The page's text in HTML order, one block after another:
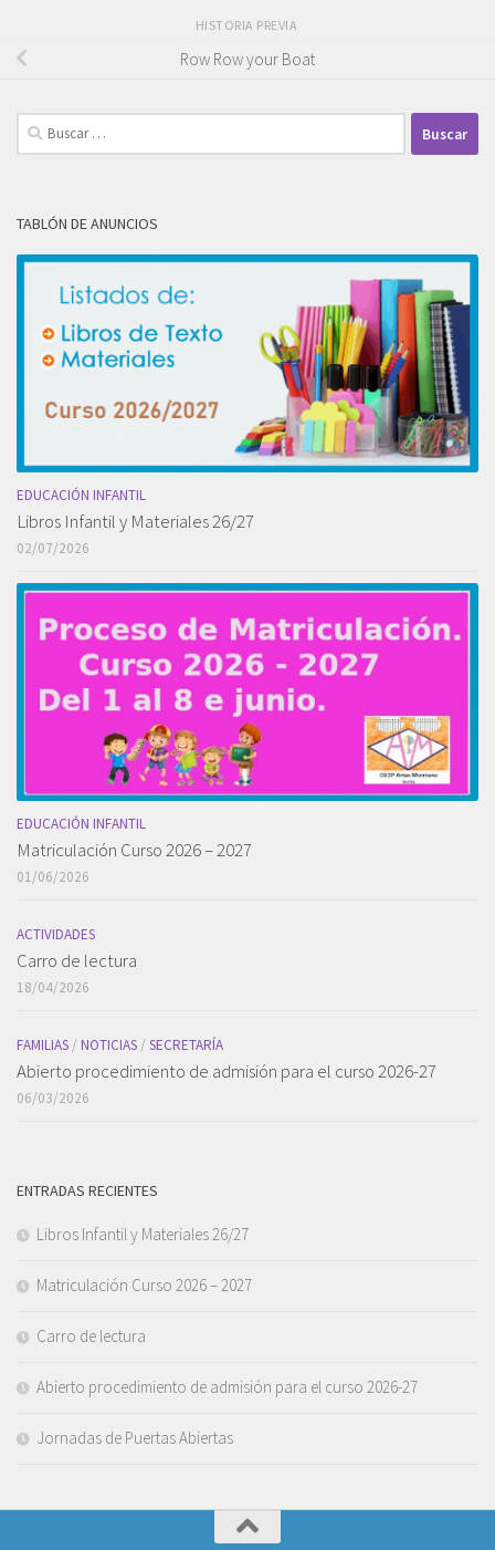
HISTORIA PREVIA
Row Row your Boat
Buscar:
TABLÓN DE ANUNCIOS
EDUCACIÓN INFANTIL
Libros Infantil y Materiales 26/27
02/07/2026
EDUCACIÓN INFANTIL
Matriculación Curso 2026 – 2027
01/06/2026
ACTIVIDADES
Carro de lectura
18/04/2026
FAMILIAS / NOTICIAS / SECRETARÍA
Abierto procedimiento de admisión para el curso 2026-27
06/03/2026
ENTRADAS RECIENTES
Libros Infantil y Materiales 26/27
Matriculación Curso 2026 – 2027
Carro de lectura
Abierto procedimiento de admisión para el curso 2026-27
Jornadas de Puertas Abiertas